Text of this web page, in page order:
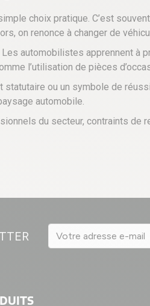
choix pratique. C’est
on renonce à changer de
automobilistes apprennent à
l’utilisation de pièces
statutaire ou un symbole de
automobile.
du secteur, contraints de